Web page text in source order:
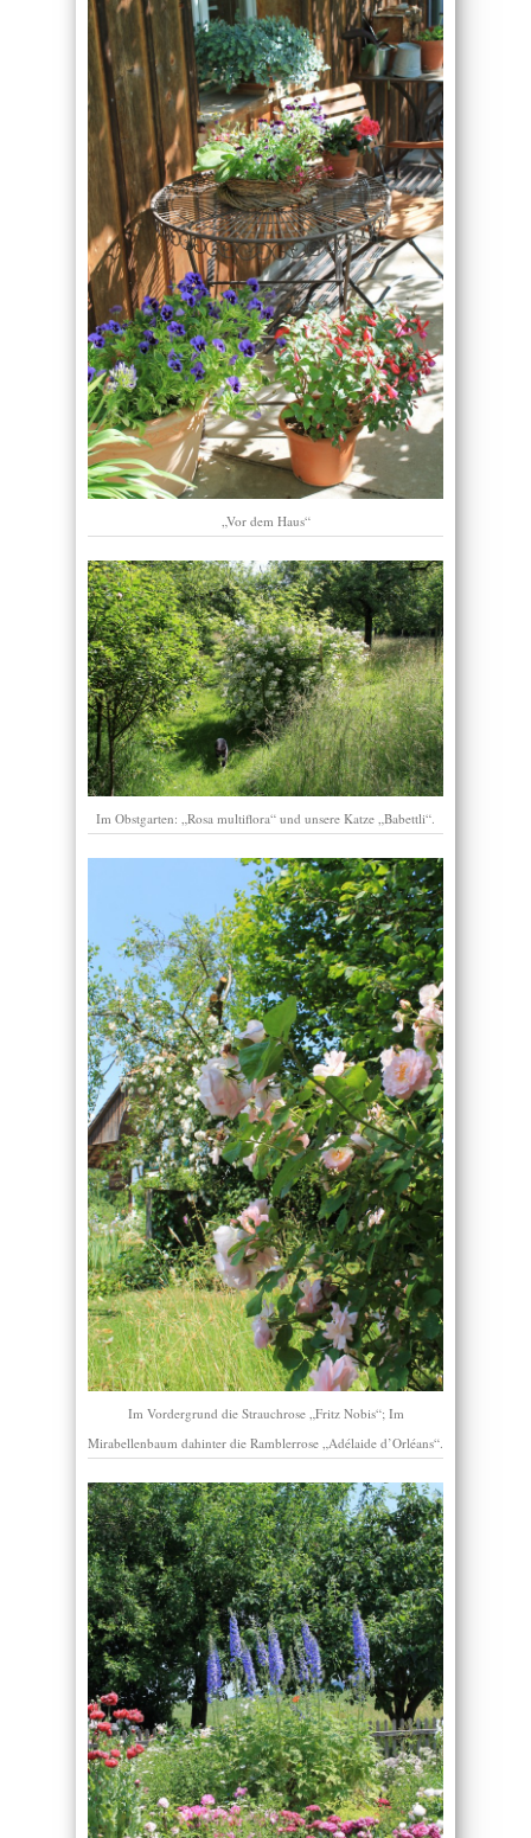
„Vor dem Haus“
Im Obstgarten: „Rosa multiflora“ und unsere Katze „Babettli“.
Im Vordergrund die Strauchrose „Fritz Nobis“; Im
Mirabellenbaum dahinter die Ramblerrose „Adélaide d’Orléans“.